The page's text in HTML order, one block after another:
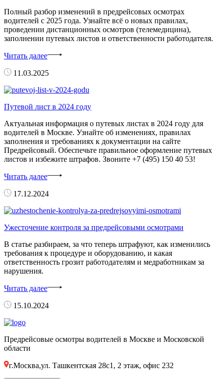
Полный разбор изменений в предрейсовых осмотрах
водителей с 2025 года. Узнайте всё о новых правилах,
проведении дистанционных осмотров (телемедицина),
заполнении путевых листов и ответственности работодателя.
Читать далее
11.03.2025
Путевой лист в 2024 году
Актуальная информация о путевых листах в 2024 году для
водителей в Москве. Узнайте об изменениях, правилах
заполнения и требованиях к документации на сайте
Предрейсовый. Обеспечьте правильное оформление путевых
листов и избежите штрафов. Звоните +7 (495) 150 40 53!
Читать далее
17.12.2024
Ужесточение контроля за предрейсовыми осмотрами
В статье разбираем, за что теперь штрафуют, как изменились
требования к процедуре и оборудованию, и какая
ответственность грозит работодателям и медработникам за
нарушения.
Читать далее
15.10.2024
Предрейсовые осмотры водителей в Москве и Московской
области
г.Москва,ул. Ташкентская 28с1, 2 этаж, офис 232